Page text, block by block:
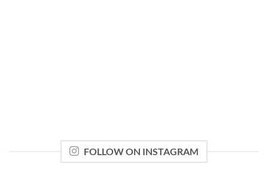
FOLLOW ON INSTAGRAM